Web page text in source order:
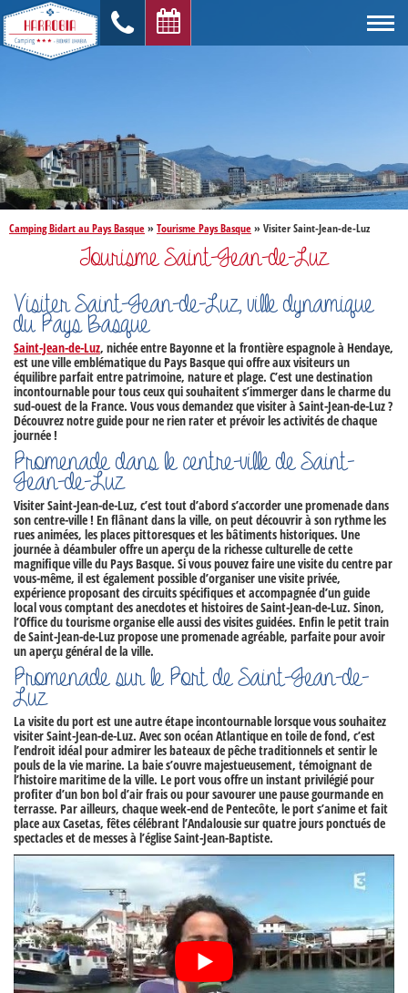
Camping Bidart au Pays Basque»Tourisme Pays Basque»Visiter Saint-Jean-de-Luz
Tourisme Saint-Jean-de-Luz
Visiter Saint-Jean-de-Luz, ville dynamique
du Pays Basque
Saint-Jean-de-Luz, nichée entre Bayonne et la frontière espagnole à Hendaye,
est une ville emblématique duPays Basquequi offre aux visiteurs un
équilibre parfait entre patrimoine, nature et plage. C’est une destination
incontournable pour tous ceux qui souhaitent s’immerger dans le charme du
sud-ouest de la France. Vous vous demandez quevisiter à Saint-Jean-de-Luz?
Découvrez notre guide pour ne rien rater et prévoir les activités de chaque
journée !
Promenade dans le centre-ville de Saint-
Jean-de-Luz
Visiter Saint-Jean-de-Luz, c’est tout d’abord s’accorder une promenade dans
son centre-ville ! En flânant dans la ville, on peut découvrir à son rythme les
rues animées, les places pittoresques et les bâtiments historiques. Une
journée à déambuler offre un aperçu de la richesse culturelle de cette
magnifiqueville du Pays Basque. Si vous pouvez faire une visite du centre par
vous-même, il est également possible d’organiser une visite privée,
expérience proposant des circuits spécifiques et accompagnée d’un guide
local vous comptant des anecdotes et histoires de Saint-Jean-de-Luz. Sinon,
l’Office du tourisme organise elle aussi des visites guidées. Enfin lepetit train
de Saint-Jean-de-Luzpropose une promenade agréable, parfaite pour avoir
un aperçu général de la ville.
Promenade sur le Port de Saint-Jean-de-
Luz
La visite du port est une autre étape incontournable lorsque vous souhaitez
visiter Saint-Jean-de-Luz. Avec son océan Atlantique en toile de fond, c’est
l’endroit idéal pour admirer les bateaux de pêche traditionnels et sentir le
pouls de la vie marine. La baie s’ouvre majestueusement, témoignant de
l’histoire maritime de la ville. Le port vous offre un instant privilégié pour
profiter d’un bon bol d’air frais ou pour savourer une pause gourmande en
terrasse. Par ailleurs, chaque week-end de Pentecôte, le port s’anime et fait
place auxCasetas, fêtes célébrant l’Andalousie sur quatre jours ponctués de
spectacles et de messes à l’église Saint-Jean-Baptiste.